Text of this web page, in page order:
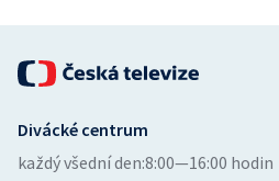
Volejbal
Ostatní
Divácké centrum
každý všední den:8:00—16:00 hodin